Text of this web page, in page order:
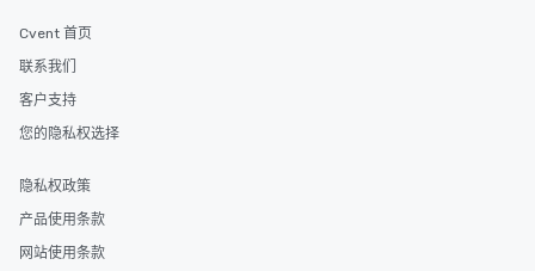
Cvent 首页
联系我们
客户支持
您的隐私权选择
隐私权政策
产品使用条款
网站使用条款